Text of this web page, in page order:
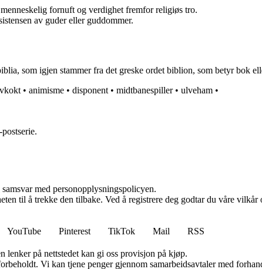
fornuft og verdighet fremfor religiøs tro.
av guder eller guddommer.
som igjen stammer fra det greske ordet biblion, som betyr bok
• animisme • disponent • midtbanespiller• ulveham •
med personopplysningspolicyen.
til å trekke den tilbake. Ved å registrere deg godtar du våre
YouTube Pinterest TikTok Mail
RSS
på nettstedet kan gi oss provisjon på kjøp.
Vi kan tjene penger gjennom samarbeidsavtaler med